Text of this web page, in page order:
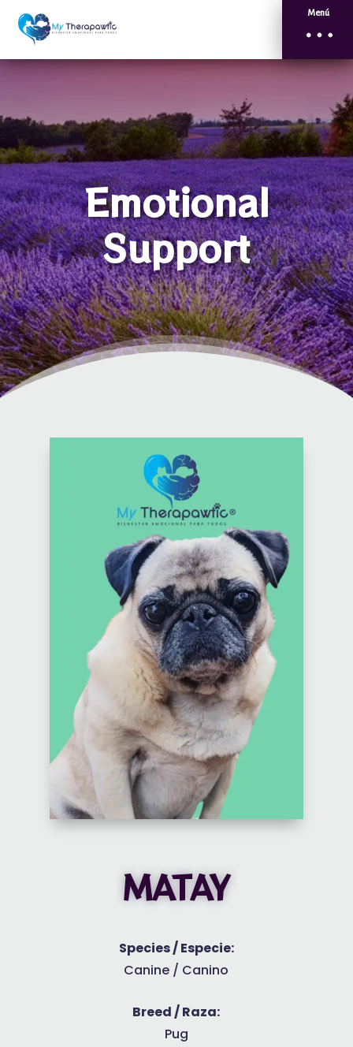
Menú
Emotional
Support
MATAY
Species / Especie:
Canine / Canino
Breed / Raza:
Pug